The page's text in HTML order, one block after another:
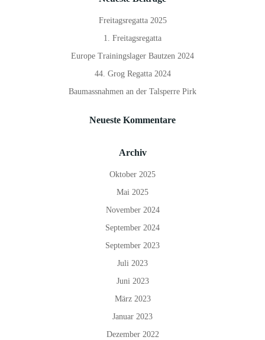
Freitagsregatta 2025
1. Freitagsregatta
Europe Trainingslager Bautzen 2024
44. Grog Regatta 2024
Baumassnahmen an der Talsperre Pirk
Neueste Kommentare
Archiv
Oktober 2025
Mai 2025
November 2024
September 2024
September 2023
Juli 2023
Juni 2023
März 2023
Januar 2023
Dezember 2022